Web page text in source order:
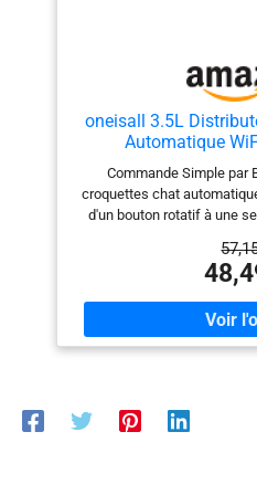
oneisall 3.5L
Automatique
Commande Simple par
croquettes chat
d'un bouton rotatif à une
compliqués du
fastidieux, offrant ainsi
d'utilisation fluide et
100% Précis: grâce à un
distributeur automatique de
fonction de la taille des